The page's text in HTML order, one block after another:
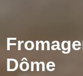
Dôme